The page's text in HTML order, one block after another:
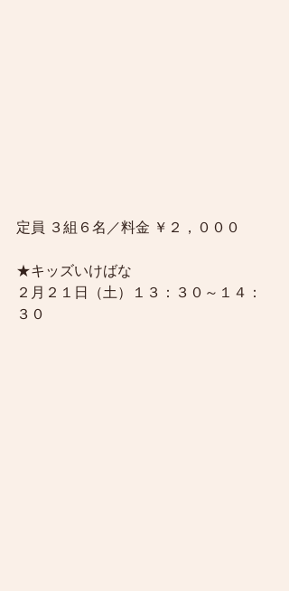
定員 ３組６名／料金 ￥２，０００
★キッズいけばな
２月２１日（土）１３：３０～１４：
３０